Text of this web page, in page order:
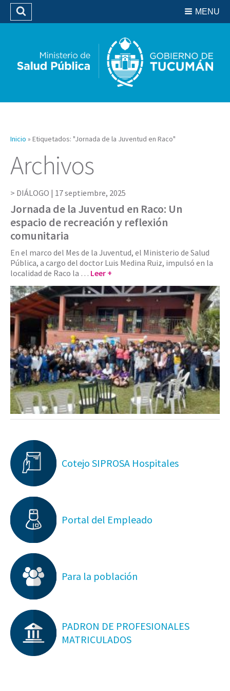
Biblioteca
MENU
Buscar
Inicio » Etiquetados: "Jornada de la Juventud en Raco"
Archivos
DIÁLOGO | 17 septiembre, 2025
Jornada de la Juventud en Raco: Un
espacio de recreación y reflexión
comunitaria
En el marco del Mes de la Juventud, el Ministerio de Salud
Pública, a cargo del doctor Luis Medina Ruiz, impulsó en la
localidad de Raco la … Leer +
Cotejo SIPROSA Hospitales
Portal del Empleado
Para la población
PADRON DE PROFESIONALES
MATRICULADOS